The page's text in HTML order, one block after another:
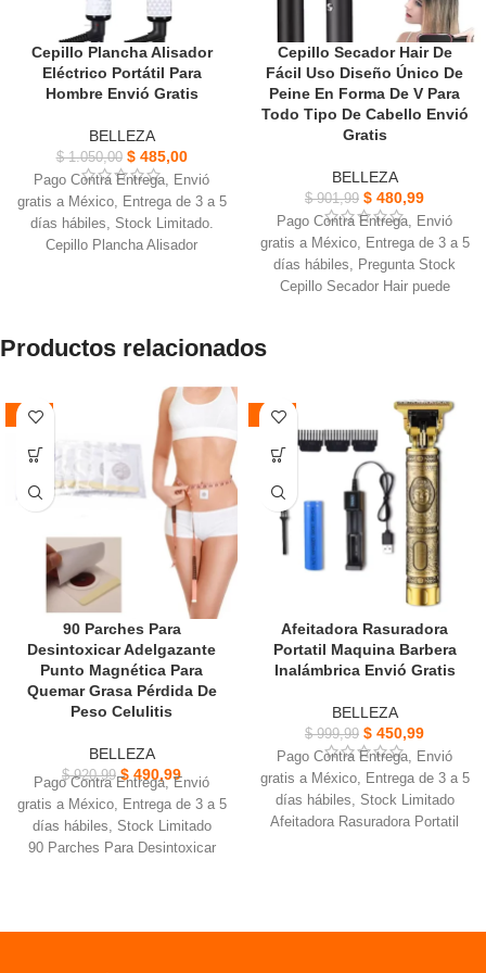
Cepillo Plancha Alisador
Eléctrico Portátil Para
Hombre Envió Gratis
BELLEZA
$1.050,00 $485,00
Pago Contra Entrega, Envió
gratis a México, Entrega de 3 a 5
días hábiles, Stock Limitado.
Cepillo Plancha Alisador
fácil de sujetar y usar.
diseño de cable giratorio, Control
temperatura: 2 niveles
Fácil de alisar el cabello en
cualquier ángulo en casa sin
fatiga, Ergonómico fácil de
Cepillo Secador Hair De
Fácil Uso Diseño Único De
Peine En Forma De V Para
Todo Tipo De Cabello Envió
Gratis
BELLEZA
$901,99 $ 480,99
Pago Contra Entrega, Envió
gratis a México, Entrega de 3 a 5
días hábiles, Pregunta Stock
Cepillo Secador Hair puede
Nuestro peine calentado prepara
en 30 segundos y puede alisar
más cabello mismo tiempo
Independientemente del tipo de
cabello que tenga, siempre
puede encontrar la configuración
Productos relacionados
-47%
90 Parches Para
Desintoxicar Adelgazante
Punto Magnética Para
Quemar Grasa Pérdida De
Peso Celulitis
BELLEZA
$920,99 $ 490,99
Pago Contra Entrega, Envió
gratis a México, Entrega de 3 a 5
días hábiles, Stock Limitado
90 Parches Para Desintoxicar
del sistema endocrino paquete
-55%
Afeitadora Rasuradora
Portatil Maquina Barbera
Inalámbrica Envió Gratis
BELLEZA
$999,99 $ 450,99
Pago Contra Entrega, Envió
gratis a México, Entrega de 3 a 5
días hábiles, Stock Limitado
Afeitadora Rasuradora Portatil
USB.